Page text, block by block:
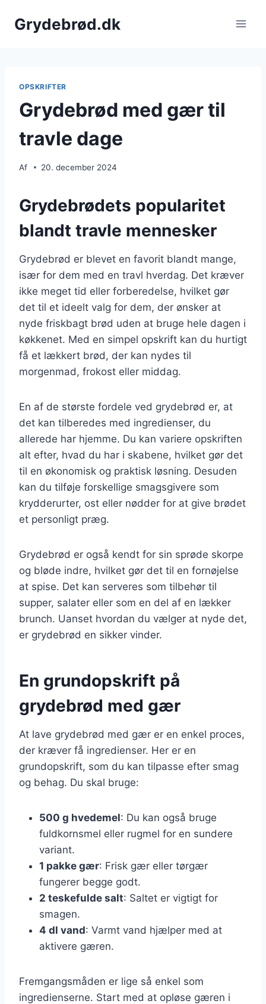
Grydebrød.dk
OPSKRIFTER
Grydebrød med gær til
travle dage
Af 20. december 2024
Grydebrødets popularitet
blandt travle mennesker
Grydebrød er blevet en favorit blandt mange,
især for dem med en travl hverdag. Det kræver
ikke meget tid eller forberedelse, hvilket gør
det til et ideelt valg for dem, der ønsker at
nyde friskbagt brød uden at bruge hele dagen i
køkkenet. Med en simpel opskrift kan du hurtigt
få et lækkert brød, der kan nydes til
morgenmad, frokost eller middag.
En af de største fordele ved grydebrød er, at
det kan tilberedes med ingredienser, du
allerede har hjemme. Du kan variere opskriften
alt efter, hvad du har i skabene, hvilket gør det
til en økonomisk og praktisk løsning. Desuden
kan du tilføje forskellige smagsgivere som
krydderurter, ost eller nødder for at give brødet
et personligt præg.
Grydebrød er også kendt for sin sprøde skorpe
og bløde indre, hvilket gør det til en fornøjelse
at spise. Det kan serveres som tilbehør til
supper, salater eller som en del af en lækker
brunch. Uanset hvordan du vælger at nyde det,
er grydebrød en sikker vinder.
En grundopskrift på
grydebrød med gær
At lave grydebrød med gær er en enkel proces,
der kræver få ingredienser. Her er en
grundopskrift, som du kan tilpasse efter smag
og behag. Du skal bruge:
500 g hvedemel: Du kan også bruge
fuldkornsmel eller rugmel for en sundere
variant.
1 pakke gær: Frisk gær eller tørgær
fungerer begge godt.
2 teskefulde salt: Saltet er vigtigt for
smagen.
4 dl vand: Varmt vand hjælper med at
aktivere gæren.
Fremgangsmåden er lige så enkel som
ingredienserne. Start med at opløse gæren i